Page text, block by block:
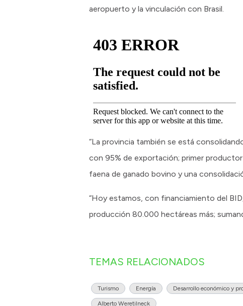
aeropuerto y la vinculación con Brasil.
“La provincia también se está
con 95% de exportación; primer
faena de ganado bovino y una
“Hoy estamos, con financiamiento del
producción 80.000 hectáreas más;
TEMAS RELACIONADOS
Turismo Energía Desarrollo económico y
Alberto Weretilneck